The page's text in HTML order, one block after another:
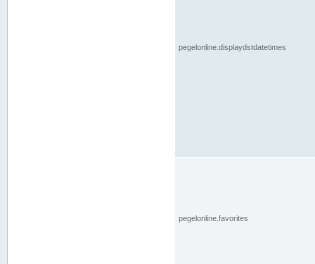
pegelonline.displaydstdatetimes
pegelonline.favorites